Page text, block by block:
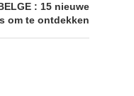
: 15 nieuwe
om te ontdekken